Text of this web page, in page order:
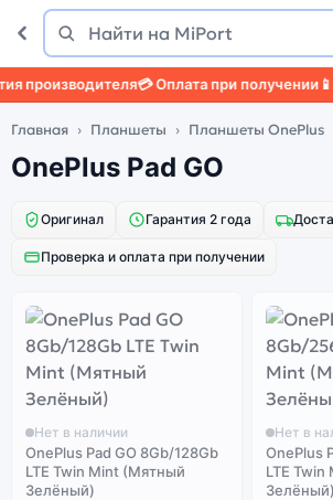
Поиск
Найти
производителя💳 Оплата при получении📱
Главная Планшеты Планшеты OnePlus
OnePlus Pad GO
Оригинал Гарантия 2 года
Проверка и оплата при получении
Нет в наличии
OnePlus Pad GO 8Gb/128Gb
LTE Twin Mint (Мятный
Зелёный)
Нет в
OnePlus
LTE
Зелёный)